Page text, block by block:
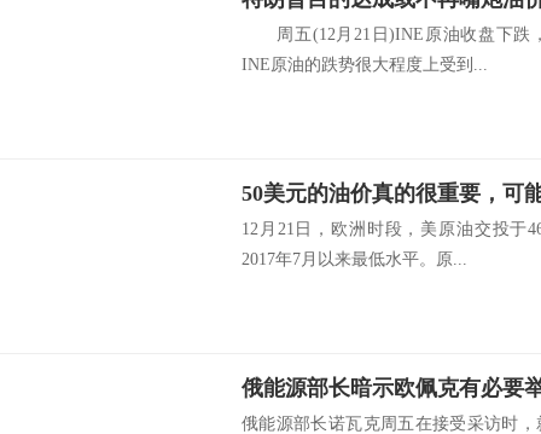
周五(12月21日)INE原油收盘下跌
INE原油的跌势很大程度上受到...
50美元的油价真的很重要，可
12月21日，欧洲时段，美原油交投于
2017年7月以来最低水平。原...
俄能源部长暗示欧佩克有必要
俄能源部长诺瓦克周五在接受采访时